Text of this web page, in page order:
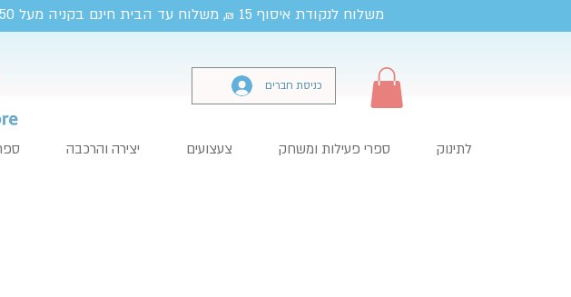
משלוח לנקודת איסוף 15 ₪, משלוח עד הבית חינם בקניה מעל 250
כניסת חברים
לתינוק ספרי פעילות ומשחק צעצועים יצירה והרכבה